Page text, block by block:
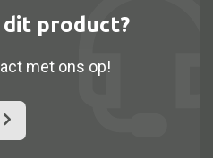
product?
met ons op!